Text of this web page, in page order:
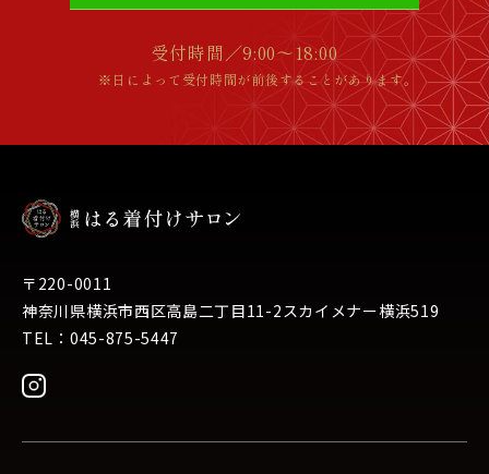
受付時間／9:00～18:00
※日によって受付時間が前後することがあります。
〒220-0011
神奈川県横浜市西区高島二丁目11-2スカイメナー横浜519
TEL：045-875-5447